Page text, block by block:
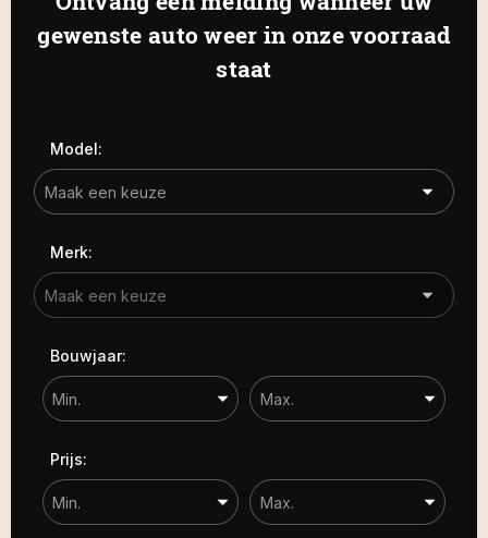
Haamstede
De Roterij 5 4328 BB Burgh-
Haamstede
Carrosserie
-
-
Bouwjaar
Sorteren op
gewenste auto weer in onze voorraad
staat
Model:
Merk:
Bouwjaar:
Prijs: